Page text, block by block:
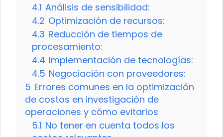
4.1 Análisis de sensibilidad:
4.2 Optimización de recursos:
4.3 Reducción de tiempos de
procesamiento:
4.4 Implementación de tecnologías:
4.5 Negociación con proveedores:
5 Errores comunes en la optimización
de costos en investigación de
operaciones y cómo evitarlos
5.1 No tener en cuenta todos los